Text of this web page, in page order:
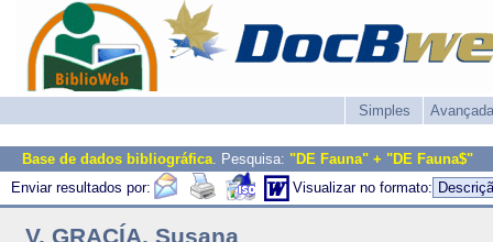
Simples Avançada
Base de dados bibliográfica. Pesquisa: "DE Fauna" + "DE Fauna$"
Enviar resultados por:
Visualizar no formato:
V. GRACÍA, Susana